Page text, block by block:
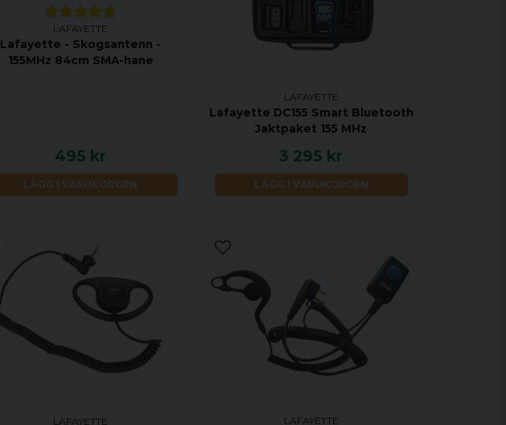
LAFAYETTE
Lafayette - Skogsantenn -
155MHz 84cm SMA-hane
495 kr
LÄGG I VARUKORGEN
LAFAYETTE
Lafayette DC155 Smart Bluetooth
Jaktpaket 155 MHz
3 295 kr
LÄGG I VARUKORGEN
LAFAYETTE LAFAYETTE